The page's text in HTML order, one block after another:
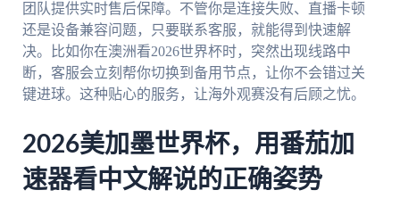
团队提供实时售后保障。不管你是连接失败、直播卡顿
还是设备兼容问题，只要联系客服，就能得到快速解
决。比如你在澳洲看2026世界杯时，突然出现线路中
断，客服会立刻帮你切换到备用节点，让你不会错过关
键进球。这种贴心的服务，让海外观赛没有后顾之忧。
2026美加墨世界杯，用番茄加
速器看中文解说的正确姿势